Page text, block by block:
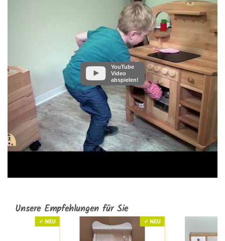
YouTube
Video
abspielen!
Unsere Empfehlungen für Sie
✓ NEU ✓ NEU